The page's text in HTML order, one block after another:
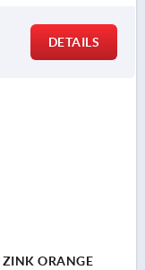
DETAILS
ORANGE